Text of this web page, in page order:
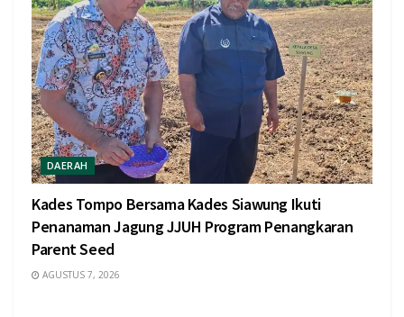
DAERAH
Kades Tompo Bersama Kades Siawung Ikuti
Penanaman Jagung JJUH Program Penangkaran
Parent Seed
AGUSTUS 7, 2026